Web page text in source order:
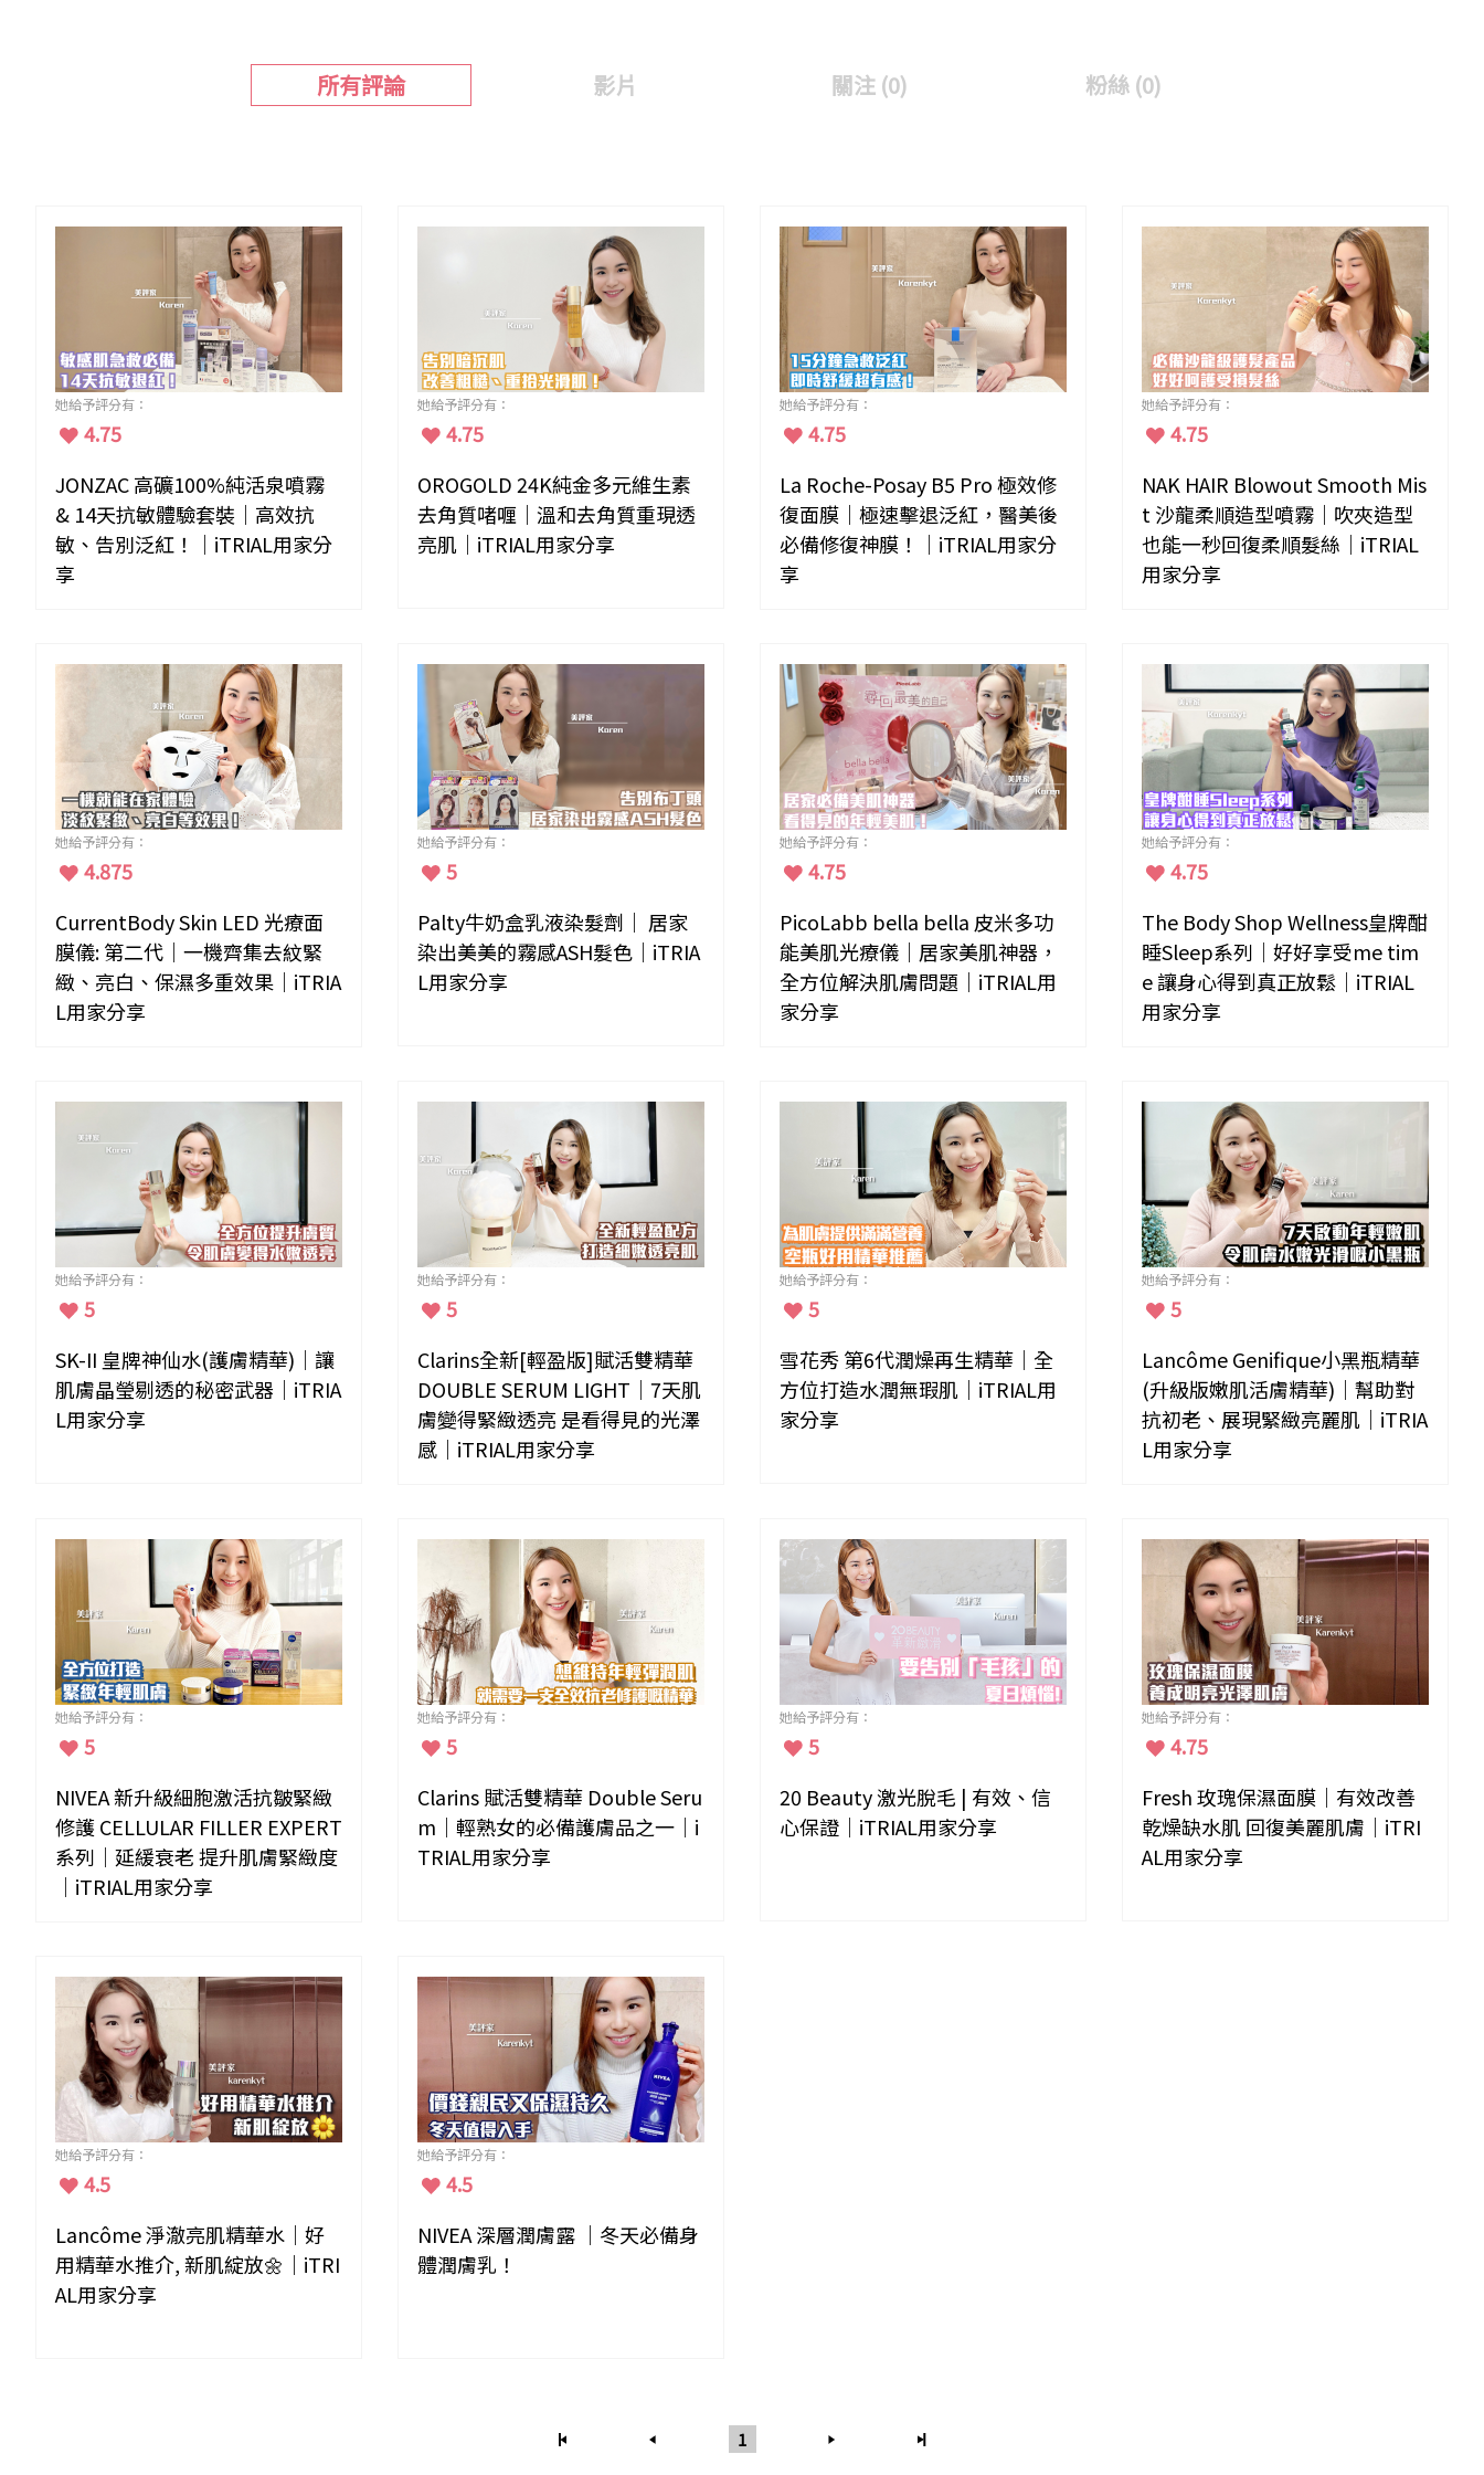
所有評論 影片 關注 (0) 粉絲 (0)
她給予評分有：
4.75
JONZAC 高礦100%純活泉噴霧
& 14天抗敏體驗套裝｜高效抗
敏、告別泛紅！｜iTRIAL用家分
享
她給予評分有：
4.75
OROGOLD 24K純金多元維生素
去角質啫喱｜溫和去角質重現透
亮肌｜iTRIAL用家分享
她給予評分有：
4.75
La Roche-Posay B5 Pro 極效修
復面膜｜極速擊退泛紅，醫美後
必備修復神膜！｜iTRIAL用家分
享
她給予評分有：
4.75
NAK HAIR Blowout Smooth Mis
t 沙龍柔順造型噴霧｜吹夾造型
也能一秒回復柔順髮絲｜iTRIAL
用家分享
她給予評分有：
4.875
CurrentBody Skin LED 光療面
膜儀: 第二代｜一機齊集去紋緊
緻、亮白、保濕多重效果｜iTRIA
L用家分享
她給予評分有：
5
Palty牛奶盒乳液染髮劑｜ 居家
染出美美的霧感ASH髮色｜iTRIA
L用家分享
她給予評分有：
4.75
PicoLabb bella bella 皮米多功
能美肌光療儀｜居家美肌神器，
全方位解決肌膚問題｜iTRIAL用
家分享
她給予評分有：
4.75
The Body Shop Wellness皇牌酣
睡Sleep系列｜好好享受me tim
e 讓身心得到真正放鬆｜iTRIAL
用家分享
她給予評分有：
5
SK-II 皇牌神仙水(護膚精華)｜讓
肌膚晶瑩剔透的秘密武器｜iTRIA
L用家分享
她給予評分有：
5
Clarins全新[輕盈版]賦活雙精華
DOUBLE SERUM LIGHT｜7天肌
膚變得緊緻透亮 是看得見的光澤
感｜iTRIAL用家分享
她給予評分有：
5
雪花秀 第6代潤燥再生精華｜全
方位打造水潤無瑕肌｜iTRIAL用
家分享
她給予評分有：
5
Lancôme Genifique小黑瓶精華
(升級版嫩肌活膚精華)｜幫助對
抗初老、展現緊緻亮麗肌｜iTRIA
L用家分享
她給予評分有：
5
NIVEA 新升級細胞激活抗皺緊緻
修護 CELLULAR FILLER EXPERT
系列｜延緩衰老 提升肌膚緊緻度
｜iTRIAL用家分享
她給予評分有：
5
Clarins 賦活雙精華 Double Seru
m｜輕熟女的必備護膚品之一｜i
TRIAL用家分享
她給予評分有：
5
20 Beauty 激光脫毛 | 有效、信
心保證｜iTRIAL用家分享
她給予評分有：
4.75
Fresh 玫瑰保濕面膜｜有效改善
乾燥缺水肌 回復美麗肌膚｜iTRI
AL用家分享
她給予評分有：
4.5
Lancôme 淨澈亮肌精華水｜好
用精華水推介, 新肌綻放🌼｜iTRI
AL用家分享
她給予評分有：
4.5
NIVEA 深層潤膚露 ｜冬天必備身
體潤膚乳！
1